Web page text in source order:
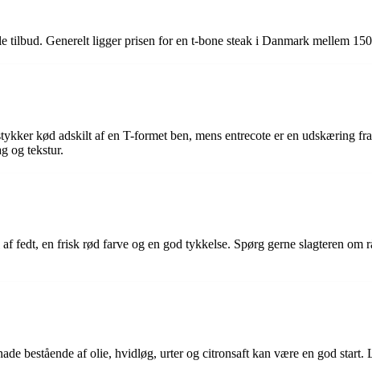
Generelt ligger prisen for en t-bone steak i Danmark mellem
kød adskilt af en T-formet ben, mens entrecote er en udskæring
og tekstur.
fedt, en frisk rød farve og en god tykkelse. Spørg gerne slagteren
bestående af olie, hvidløg, urter og citronsaft kan være en god start.